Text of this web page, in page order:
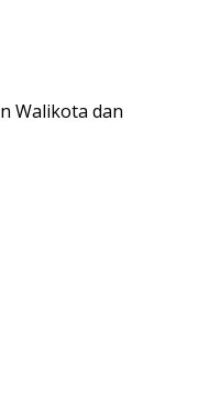
Walikota dan